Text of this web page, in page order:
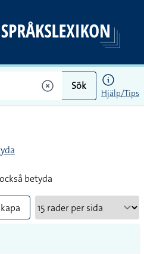
Sök
Hjälp/Tips
betyda